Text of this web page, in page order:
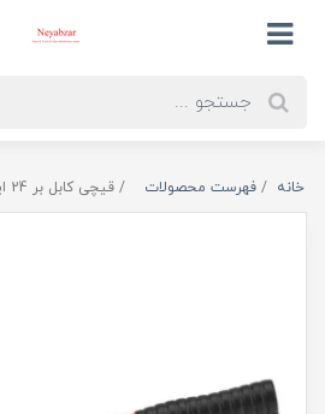
خانه فهرست محصولات قیچی کابل بر 24 اینچ رونیکس مدل RH-1845